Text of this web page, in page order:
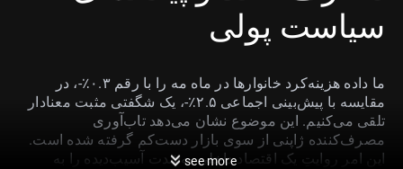
سیاست پولی
ما داده هزینه‌کرد خانوارها در ماه مه را با رقم ۰.۳٪-، در
مقایسه با پیش‌بینی اجماعی ۲.۵٪-، یک شگفتی مثبت معنادار
تلقی می‌کنیم. این موضوع نشان می‌دهد تاب‌آوری
مصرف‌کننده ژاپنی از سوی بازار دست‌کم گرفته شده است.
این امر روایتِ یک اقتصاد داخلی به‌شدت آسیب‌دیده را به
see more